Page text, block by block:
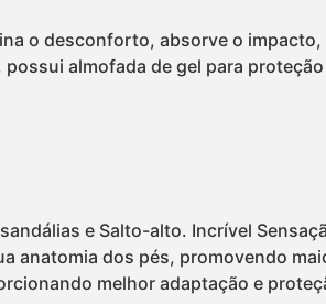
o desconforto, absorve o
almofada de gel para
e Salto-alto. Incrível
anatomia dos pés, promovendo
melhor adaptação e